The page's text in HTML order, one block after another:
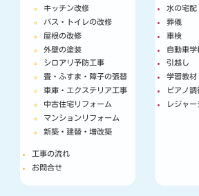
キッチン改修
バス・トイレの改修
屋根の改修
外壁の塗装
シロアリ予防工事
畳・ふすま・障子の張替
車庫・エクステリア工事
中古住宅リフォーム
マンションリフォーム
新築・建替・増改築
工事の流れ
お問合せ
水の宅配
葬儀
車検
自動車学
引越し
学習教材
ピアノ調
レジャー